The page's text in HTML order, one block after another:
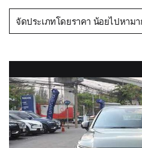
จัดประเภทโดยราคา น้อยไปหามา